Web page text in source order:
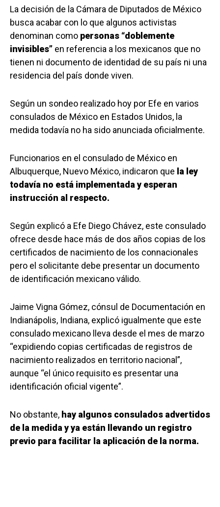
La decisión de la Cámara de Diputados de México
busca acabar con lo que algunos activistas
denominan como personas “doblemente
invisibles” en referencia a los mexicanos que no
tienen ni documento de identidad de su país ni una
residencia del país donde viven.
Según un sondeo realizado hoy por Efe en varios
consulados de México en Estados Unidos, la
medida todavía no ha sido anunciada oficialmente.
Funcionarios en el consulado de México en
Albuquerque, Nuevo México, indicaron que la ley
todavía no está implementada y esperan
instrucción al respecto.
Según explicó a Efe Diego Chávez, este consulado
ofrece desde hace más de dos años copias de los
certificados de nacimiento de los connacionales
pero el solicitante debe presentar un documento
de identificación mexicano válido.
Jaime Vigna Gómez, cónsul de Documentación en
Indianápolis, Indiana, explicó igualmente que este
consulado mexicano lleva desde el mes de marzo
“expidiendo copias certificadas de registros de
nacimiento realizados en territorio nacional”,
aunque “el único requisito es presentar una
identificación oficial vigente”.
No obstante, hay algunos consulados advertidos
de la medida y ya están llevando un registro
previo para facilitar la aplicación de la norma.